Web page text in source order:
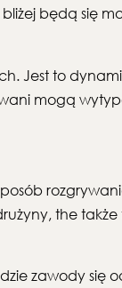
bliżej będą się
Jest to
mogą
the
zawody się